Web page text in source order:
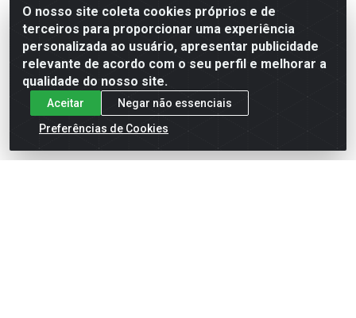
O nosso site coleta cookies próprios e de
terceiros para proporcionar uma experiência
personalizada ao usuário, apresentar publicidade
relevante de acordo com o seu perfil e melhorar a
qualidade do nosso site.
Aceitar
Negar não essenciais
Preferências de Cookies
Formas de Pagamento